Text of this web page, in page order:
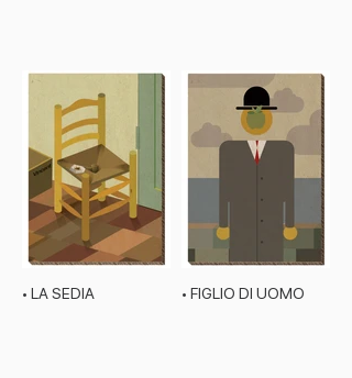
• LA SEDIA • FIGLIO DI UOMO